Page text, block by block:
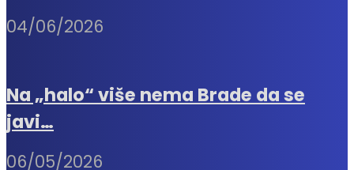
04/06/2026
Na „halo“ više nema Brade da se
javi…
06/05/2026